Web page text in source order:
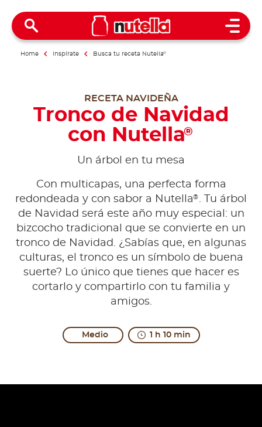
Open
Home Inspírate Busca tu receta Nutella®
RECETA NAVIDEÑA
Tronco de Navidad
con Nutella®
Un árbol en tu mesa
Con multicapas, una perfecta forma
redondeada y con sabor a Nutella®. Tu árbol
de Navidad será este año muy especial: un
bizcocho tradicional que se convierte en un
tronco de Navidad. ¿Sabías que, en algunas
culturas, el tronco es un símbolo de buena
suerte? Lo único que tienes que hacer es
cortarlo y compartirlo con tu familia y
amigos.
Medio 1 h 10 min